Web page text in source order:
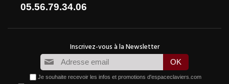
05.56.79.34.06
Je souhaite recevoir les infos et promotions d'espaceclaviers.com